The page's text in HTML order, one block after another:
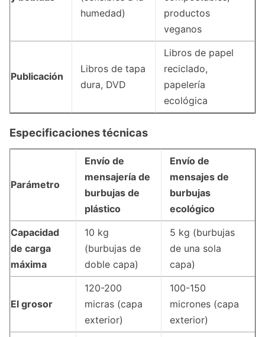
humedad)
productos
veganos
Publicación
Libros de tapa
dura, DVD
Libros de papel
reciclado,
papelería
ecológica
Especificaciones técnicas
Parámetro
Envío de
mensajería de
burbujas de
plástico
Envío de
mensajes de
burbujas
ecológico
Capacidad
de carga
máxima
10 kg
(burbujas de
doble capa)
5 kg (burbujas
de una sola
capa)
El grosor
120-200
micras (capa
exterior)
100-150
micrones (capa
exterior)